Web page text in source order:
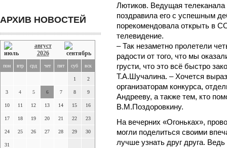
АРХИВ НОВОСТЕЙ
август
2026
пон втр срд чет пят суб вск
1 2
3 4 5 6 7 8 9
10 11 12 13 14 15 16
17 18 19 20 21 22 23
24 25 26 27 28 29 30
31
Лютиков. Ведущая
поздравила его с успешным
порекомендовала открыть в
телевидение.
– Так незаметно пролетели
радости от того, что мы
грусти, что это всё быстро
Т.А.Шучалина. – Хочется
организаторам конкурса,
Андрееву, а также тем, кто
В.М.Поздоровкину.
На вечерних «Огоньках»,
могли поделиться своими
лучше узнать друг друга.